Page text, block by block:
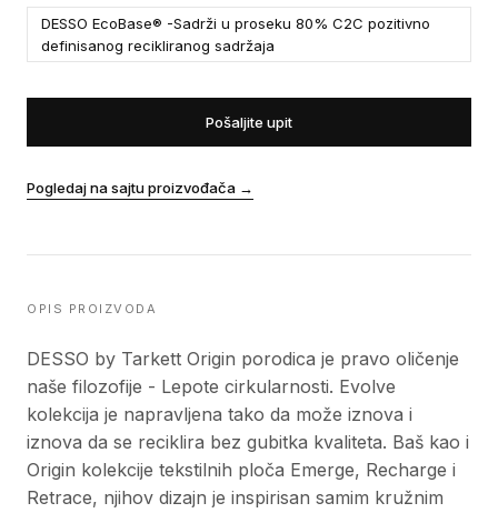
DESSO EcoBase® -Sadrži u proseku 80% C2C pozitivno
definisanog recikliranog sadržaja
Pošaljite upit
Pogledaj na sajtu proizvođača →
OPIS PROIZVODA
DESSO by Tarkett Origin porodica je pravo oličenje
naše filozofije - Lepote cirkularnosti. Evolve
kolekcija je napravljena tako da može iznova i
iznova da se reciklira bez gubitka kvaliteta. Baš kao i
Origin kolekcije tekstilnih ploča Emerge, Recharge i
Retrace, njihov dizajn je inspirisan samim kružnim